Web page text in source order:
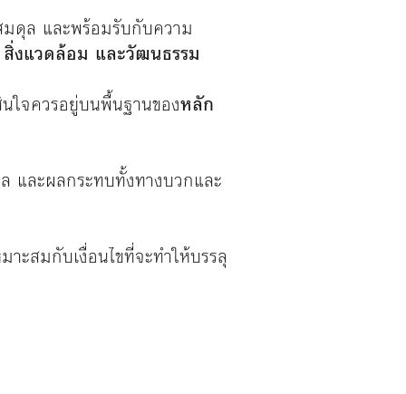
ดุล และพร้อมรับกับความ
งแวดล้อม และวัฒนธรรม
ใจควรอยู่บนพื้นฐานของหลัก
และผลกระทบทั้งทางบวกและ
ะสมกับเงื่อนไขที่จะทำให้บรรลุ